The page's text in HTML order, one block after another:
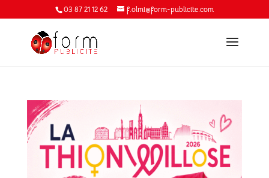
03 87 21 12 62 f.olmi@form-publicite.com